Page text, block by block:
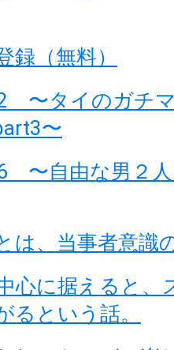
録（無料）
〜タイのガチ
〜
〜自由な男２
は、当事者意識
心に据えると、
るという話。